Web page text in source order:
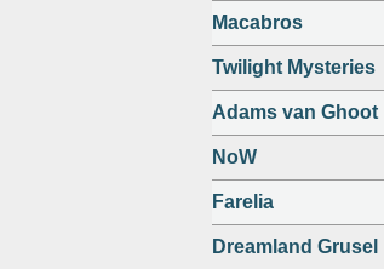
Macabros
Twilight Mysteries
Adams van Ghoot
NoW
Farelia
Dreamland Grusel